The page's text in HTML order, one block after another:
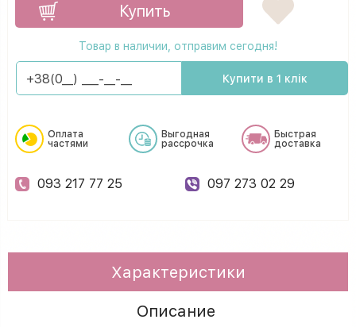
Купить
Товар в наличии, отправим сегодня!
Купити в 1 клік
Оплата
частями
Выгодная
рассрочка
Быстрая
доставка
093 217 77 25 097 273 02 29
Характеристики
Описание